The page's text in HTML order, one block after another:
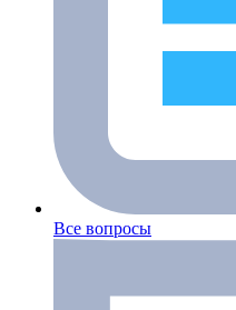
Все вопросы